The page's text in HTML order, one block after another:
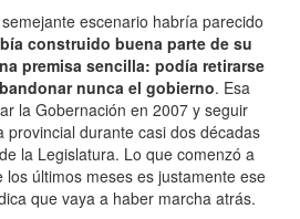
escenario habría parecido
construido buena parte de su
premisa sencilla: podía retirarse
nunca el gobierno. Esa
la Gobernación en 2007 y seguir
provincial durante casi dos décadas
la Legislatura. Lo que comenzó a
últimos meses es justamente ese
que vaya a haber marcha atrás.